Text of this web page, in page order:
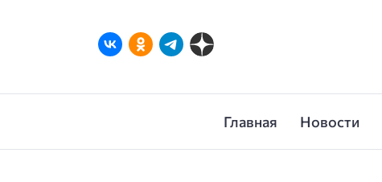
Главная Новости